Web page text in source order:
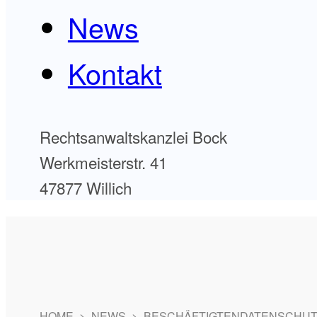
News
Kontakt
Rechtsanwaltskanzlei Bock
Werkmeisterstr. 41
47877 Willich